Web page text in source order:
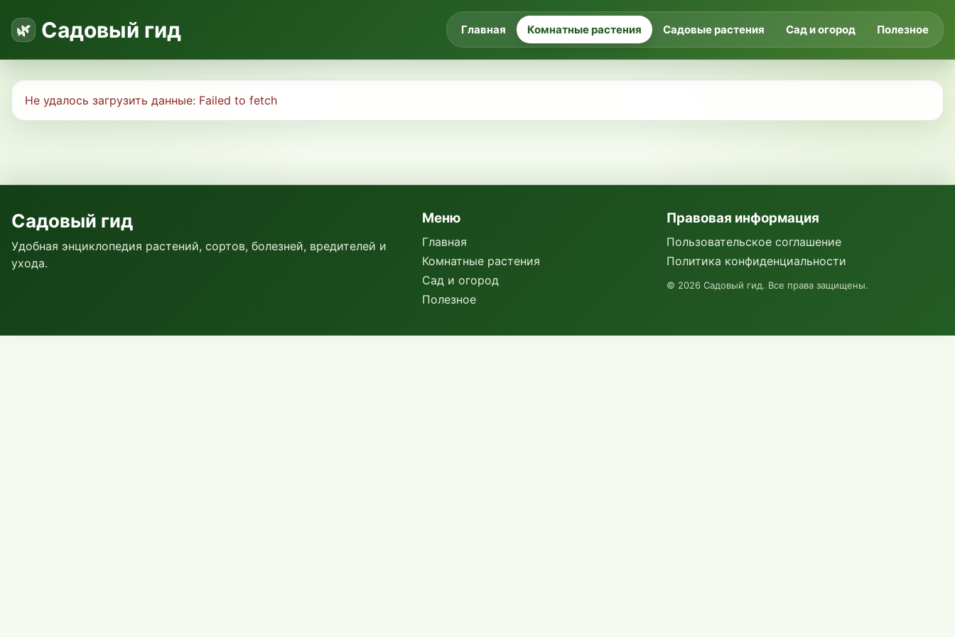
Садовый гид Главная Комнатные растения Садовые растения Сад и огород Полезное
Не удалось загрузить данные: Failed to fetch
Садовый гид
Удобная энциклопедия растений, сортов, болезней, вредителей и
ухода.
Меню
Главная
Комнатные растения
Сад и огород
Полезное
Правовая информация
Пользовательское соглашение
Политика конфиденциальности
© 2026 Садовый гид. Все права защищены.